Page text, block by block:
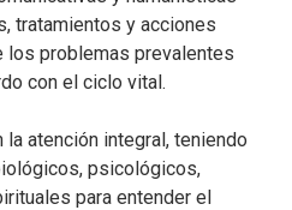
tratamientos y acciones
los problemas prevalentes
con el ciclo vital.
atención integral, teniendo
psicológicos,
para entender el